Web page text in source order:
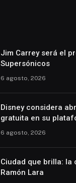
Jim Carrey será el
Supersónicos
6 agosto, 2026
Disney considera
gratuita en su
6 agosto, 2026
Ciudad que brilla: la
Ramón Lara